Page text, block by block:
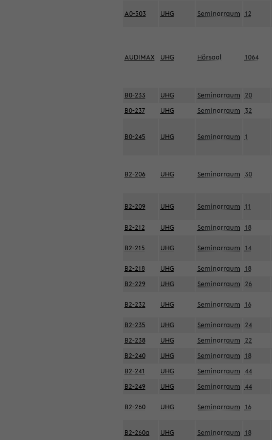
A0-503 UHG Seminarraum 12
AUDIMAX UHG Hörsaal 1064
B0-233 UHG Seminarraum 20
B0-237
UHG Seminarraum 32
B0-245 UHG Seminarraum 1
B2-206 UHG Seminarraum 30
B2-209 UHG Seminarraum 11
B2-212 UHG Seminarraum 18
B2-215 UHG Seminarraum 14
B2-218 UHG Seminarraum 18
B2-229
UHG Seminarraum 26
B2-232 UHG Seminarraum 16
B2-235 UHG Seminarraum 24
B2-238
UHG Seminarraum 22
B2-240
UHG Seminarraum 18
B2-241
UHG Seminarraum 44
B2-249
UHG Seminarraum 44
B2-260 UHG Seminarraum 16
B2-260a UHG Seminarraum 18